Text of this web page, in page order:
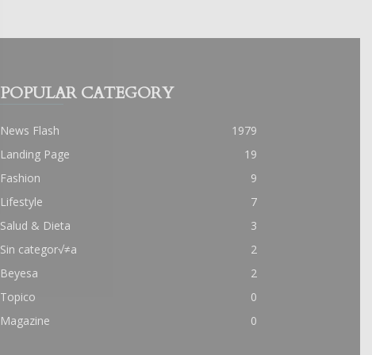
POPULAR CATEGORY
News Flash
1979
Landing Page
19
Fashion
9
Lifestyle
7
Salud & Dieta
3
Sin categor√≠a
2
Beyesa
2
Topico
0
Magazine
0